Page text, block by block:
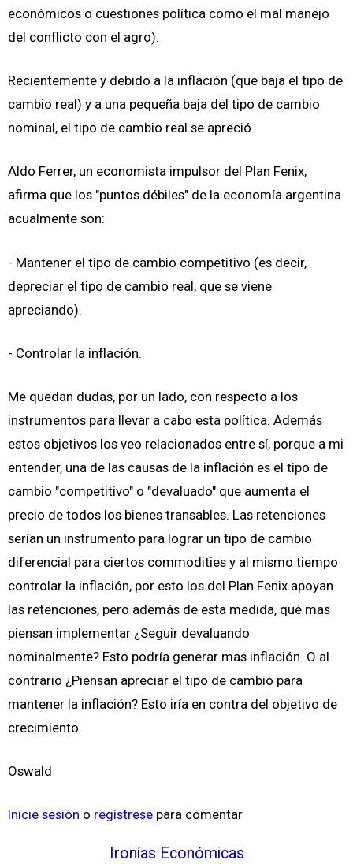
económicos o cuestiones política como el mal manejo
del conflicto con el agro).
Recientemente y debido a la inflación (que baja el tipo de
cambio real) y a una pequeña baja del tipo de cambio
nominal, el tipo de cambio real se apreció.
Aldo Ferrer, un economista impulsor del Plan Fenix,
afirma que los "puntos débiles" de la economía argentina
acualmente son:
- Mantener el tipo de cambio competitivo (es decir,
depreciar el tipo de cambio real, que se viene
apreciando).
- Controlar la inflación.
Me quedan dudas, por un lado, con respecto a los
instrumentos para llevar a cabo esta política. Además
estos objetivos los veo relacionados entre sí, porque a mi
entender, una de las causas de la inflación es el tipo de
cambio "competitivo" o "devaluado" que aumenta el
precio de todos los bienes transables. Las retenciones
serían un instrumento para lograr un tipo de cambio
diferencial para ciertos commodities y al mismo tiempo
controlar la inflación, por esto los del Plan Fenix apoyan
las retenciones, pero además de esta medida, qué mas
piensan implementar ¿Seguir devaluando
nominalmente? Esto podría generar mas inflación. O al
contrario ¿Piensan apreciar el tipo de cambio para
mantener la inflación? Esto iría en contra del objetivo de
crecimiento.
Oswald
Inicie sesión o regístrese para comentar
Ironías Económicas